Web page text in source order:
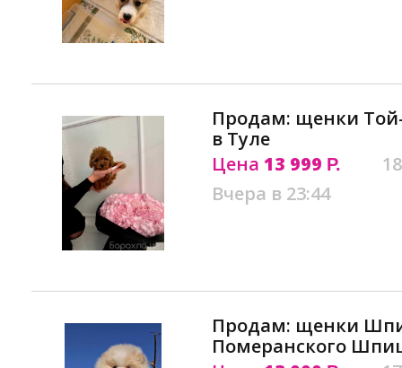
Продам: щенки
в Туле
Цена 13 999 Р.
Вчера в 23:44
Продам: щенки
Померанского